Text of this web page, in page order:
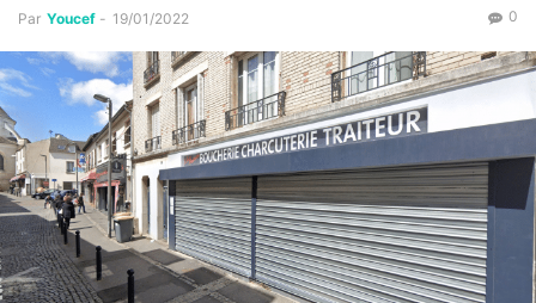
Par Youcef - 19/01/2022 0